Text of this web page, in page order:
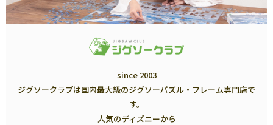
since 2003
ジグソークラブは国内最大級のジグソーパズル・フレーム専門店で
す。
人気のディズニーから